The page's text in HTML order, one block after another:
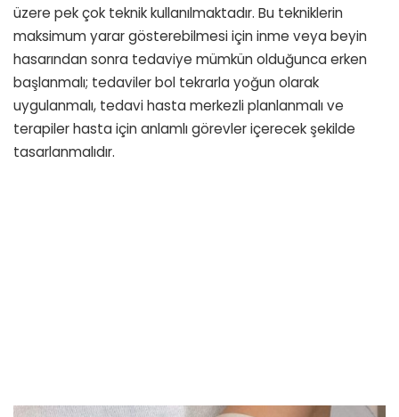
üzere pek çok teknik kullanılmaktadır. Bu tekniklerin
maksimum yarar gösterebilmesi için inme veya beyin
hasarından sonra tedaviye mümkün olduğunca erken
başlanmalı; tedaviler bol tekrarla yoğun olarak
uygulanmalı, tedavi hasta merkezli planlanmalı ve
terapiler hasta için anlamlı görevler içerecek şekilde
tasarlanmalıdır.